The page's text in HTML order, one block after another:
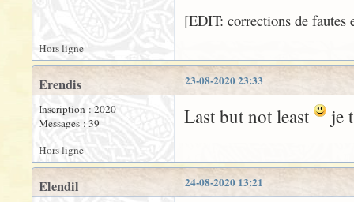
[EDIT: corrections de fautes
Hors ligne
23-08-2020 23:33
Erendis
Inscription : 2020
Messages : 39
Last but not least je
Hors ligne
24-08-2020 13:21
Elendil